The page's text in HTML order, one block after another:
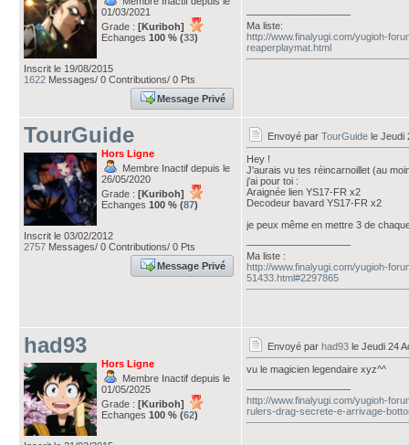
01/03/2021
Grade : [Kuriboh]
Echanges 100 % (33)
Inscrit le 19/08/2015
1622 Messages/ 0 Contributions/ 0 Pts
Message Privé
Ma liste:
http://www.finalyugi.com/yugioh-
reaperplaymat.html
TourGuide
Hors Ligne
Membre Inactif depuis le
26/05/2020
Grade : [Kuriboh]
Echanges 100 % (87)
Inscrit le 03/02/2012
2757 Messages/ 0 Contributions/ 0 Pts
Message Privé
Envoyé par TourGuide le Jeudi
Hey !
J'aurais vu tes réincarnoillet (au
j'ai pour toi :
Araignée lien YS17-FR x2
Decodeur bavard YS17-FR x2
je peux même en mettre 3 de
Ma liste :
http://www.finalyugi.com/yugioh-
51433.html#2297865
had93
Hors Ligne
Membre Inactif depuis le
01/05/2025
Grade : [Kuriboh]
Echanges 100 % (62)
Envoyé par had93 le Jeudi 24
vu le magicien legendaire xyz^^
http://www.finalyugi.com/yugioh-
rulers-drag-secrete-e-arrivage-